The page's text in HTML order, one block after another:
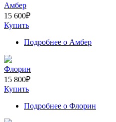
Амбер
15 600₽
Купить
Подробнее о Амбер
Флорин
15 800₽
Купить
Подробнее о Флорин